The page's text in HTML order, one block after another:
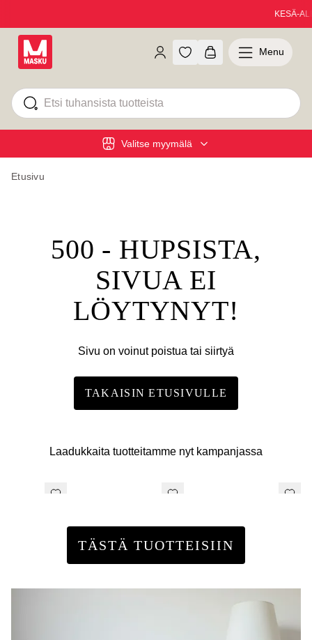
KESÄ-
Valitse myymälä
Menu
Etusivu
500 - HUPSISTA,
SIVUA EI
LÖYTYNYT!
Sivu on voinut poistua tai siirtyä
TAKAISIN ETUSIVULLE
Laadukkaita tuotteitamme nyt kampanjassa
TÄSTÄ TUOTTEISIIN